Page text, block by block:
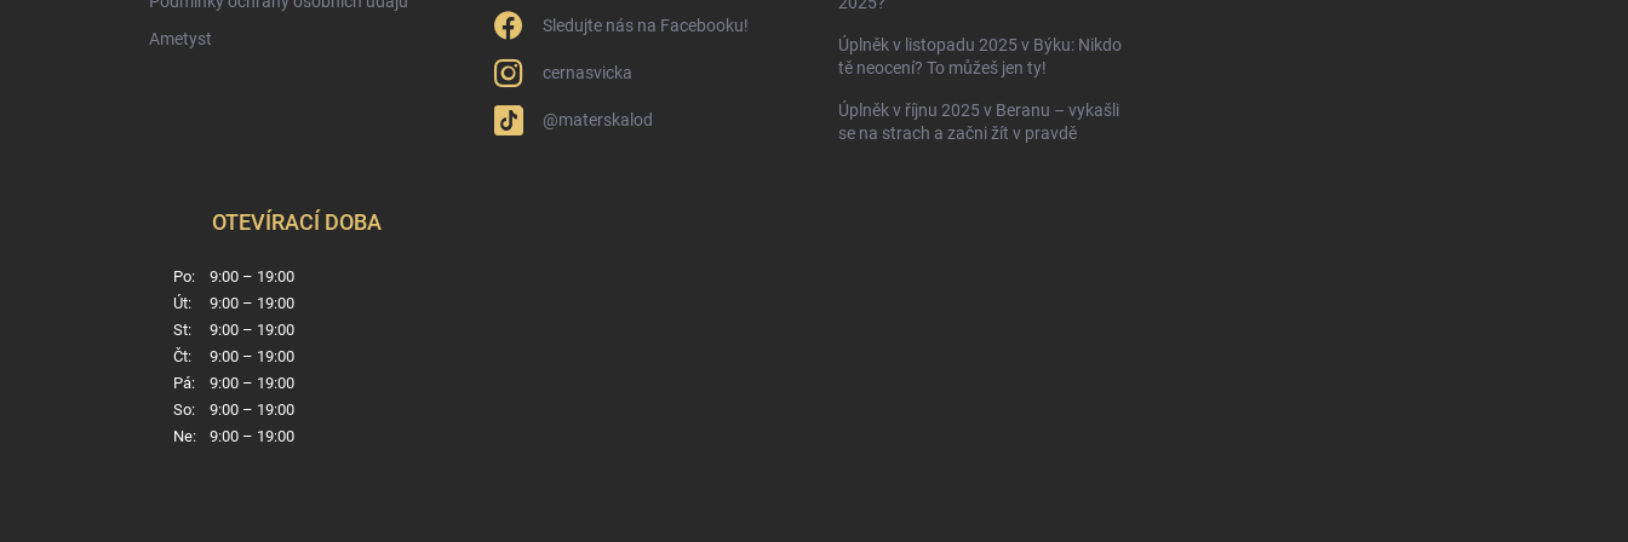
Ametyst
Sledujte nás na Facebooku!
cernasvicka
@materskalod
Úplněk v listopadu 2025 v Býku: Nikdo
tě neocení? To můžeš jen ty!
Úplněk v říjnu 2025 v Beranu – vykašli
se na strach a začni žít v pravdě
OTEVÍRACÍ DOBA
Po:
9:00 – 19:00
Út:
9:00 – 19:00
St:
9:00 – 19:00
Čt:
9:00 – 19:00
Pá:
9:00 – 19:00
So:
9:00 – 19:00
Ne:
9:00 – 19:00